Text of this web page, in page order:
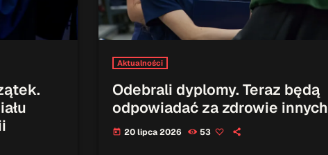
Aktualności
Odebrali dyplomy. Teraz będą
odpowiadać za zdrowie innych
today 20 lipca 2026 53